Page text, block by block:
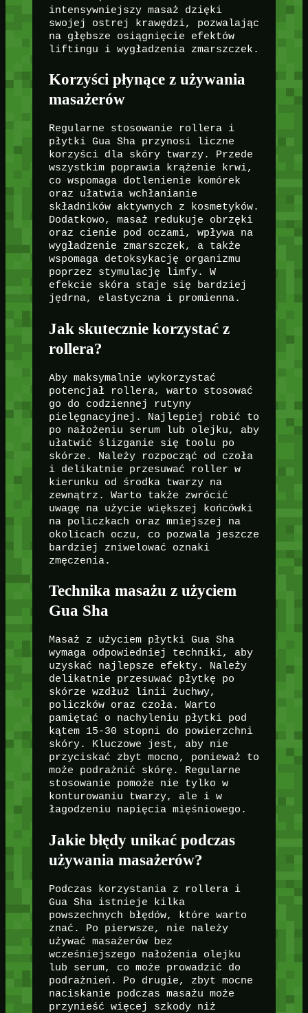
intensywniejszy masaż dzięki
swojej ostrej krawędzi, pozwalając
na głębsze osiągnięcie efektów
liftingu i wygładzenia zmarszczek.
Korzyści płynące z używania
masażerów
Regularne stosowanie rollera i
płytki Gua Sha przynosi liczne
korzyści dla skóry twarzy. Przede
wszystkim poprawia krążenie krwi,
co wspomaga dotlenienie komórek
oraz ułatwia wchłanianie
składników aktywnych z kosmetyków.
Dodatkowo, masaż redukuje obrzęki
oraz cienie pod oczami, wpływa na
wygładzenie zmarszczek, a także
wspomaga detoksykację organizmu
poprzez stymulację limfy. W
efekcie skóra staje się bardziej
jędrna, elastyczna i promienna.
Jak skutecznie korzystać z
rollera?
Aby maksymalnie wykorzystać
potencjał rollera, warto stosować
go do codziennej rutyny
pielęgnacyjnej. Najlepiej robić to
po nałożeniu serum lub olejku, aby
ułatwić ślizganie się toolu po
skórze. Należy rozpocząć od czoła
i delikatnie przesuwać roller w
kierunku od środka twarzy na
zewnątrz. Warto także zwrócić
uwagę na użycie większej końcówki
na policzkach oraz mniejszej na
okolicach oczu, co pozwala jeszcze
bardziej zniwelować oznaki
zmęczenia.
Technika masażu z użyciem
Gua Sha
Masaż z użyciem płytki Gua Sha
wymaga odpowiedniej techniki, aby
uzyskać najlepsze efekty. Należy
delikatnie przesuwać płytkę po
skórze wzdłuż linii żuchwy,
policzków oraz czoła. Warto
pamiętać o nachyleniu płytki pod
kątem 15-30 stopni do powierzchni
skóry. Kluczowe jest, aby nie
przyciskać zbyt mocno, ponieważ to
może podrażnić skórę. Regularne
stosowanie pomoże nie tylko w
konturowaniu twarzy, ale i w
łagodzeniu napięcia mięśniowego.
Jakie błędy unikać podczas
używania masażerów?
Podczas korzystania z rollera i
Gua Sha istnieje kilka
powszechnych błędów, które warto
znać. Po pierwsze, nie należy
używać masażerów bez
wcześniejszego nałożenia olejku
lub serum, co może prowadzić do
podrażnień. Po drugie, zbyt mocne
naciskanie podczas masażu może
przynieść więcej szkody niż